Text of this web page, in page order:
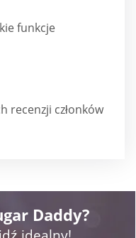
funkcje
recenzji członków
Daddy?